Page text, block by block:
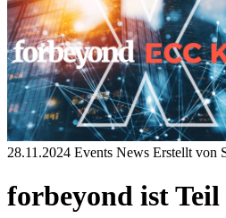
28.11.2024 Events News Erstellt von
forbeyond ist